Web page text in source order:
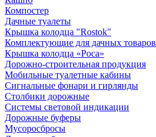
Компостер
Дачные туалеты
Крышка колодца "Rostok"
Комплектующие для дачных товаров
Крышка колодца «Роса»
Дорожно-строительная продукция
Мобильные туалетные кабины
Сигнальные фонари и гирлянды
Столбики дорожные
Системы световой индикации
Дорожные буферы
Мусоросбросы